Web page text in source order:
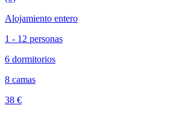
Alojamiento entero
1 - 12 personas
6 dormitorios
8 camas
38 €